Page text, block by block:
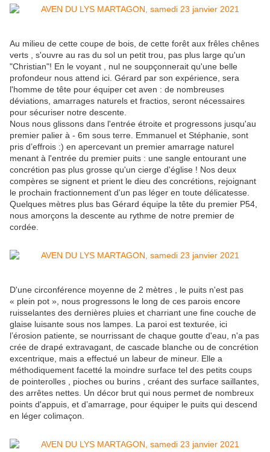
Au milieu de cette coupe de bois, de cette forêt aux frêles chênes
verts , s'ouvre au ras du sol un petit trou, pas plus large qu'un
"Christian"! En le voyant , nul ne soupçonnerait qu'une belle
profondeur nous attend ici. Gérard par son expérience, sera
l'homme de tête pour équiper cet aven : de nombreuses
déviations, amarrages naturels et fractios, seront nécessaires
pour sécuriser notre descente.
Nous nous glissons dans l'entrée étroite et progressons jusqu'au
premier palier à - 6m sous terre. Emmanuel et Stéphanie, sont
pris d’effrois :) en apercevant un premier amarrage naturel
menant à l'entrée du premier puits : une sangle entourant une
concrétion pas plus grosse qu'un cierge d'église ! Nos deux
compères se signent et prient le dieu des concrétions, rejoignant
le prochain fractionnement d'un pas léger en toute délicatesse.
Quelques mètres plus bas Gérard équipe la tête du premier P54,
nous amorçons la descente au rythme de notre premier de
cordée.
D'une circonférence moyenne de 2 mètres , le puits n'est pas
« plein pot », nous progressons le long de ces parois encore
ruisselantes des dernières pluies et charriant une fine couche de
glaise luisante sous nos lampes. La paroi est texturée, ici
l’érosion patiente, se nourrissant de chaque goutte d'eau, n'a pas
crée de drapé extravagant, de cascade blanche ou de concrétion
excentrique, mais a effectué un labeur de mineur. Elle a
méthodiquement facetté la moindre surface tel des petits coups
de pointerolles , pioches ou burins , créant des surface saillantes,
des arrêtes nettes. Un décor brut qui nous permet de nombreux
points d'appuis, et d’amarrage, pour équiper le puits qui descend
en léger colimaçon.